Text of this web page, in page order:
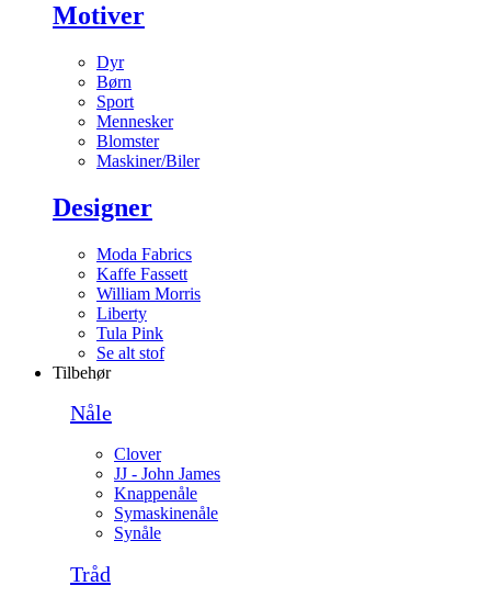
Motiver
Dyr
Børn
Sport
Mennesker
Blomster
Maskiner/Biler
Designer
Moda Fabrics
Kaffe Fassett
William Morris
Liberty
Tula Pink
Se alt stof
Tilbehør
Nåle
Clover
JJ - John James
Knappenåle
Symaskinenåle
Synåle
Tråd